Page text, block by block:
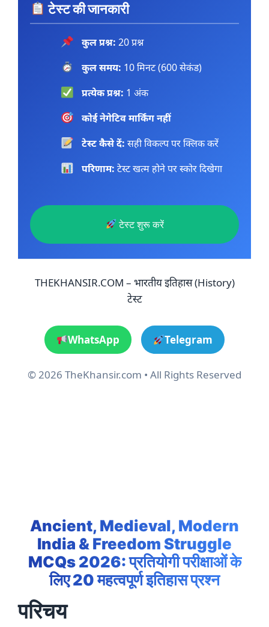
टेस्ट की जानकारी
कुल प्रश्न: 20 प्रश्न
कुल समय: 10 मिनट (600 सेकंड)
प्रत्येक प्रश्न: 1 अंक
कोई नेगेटिव मार्किंग नहीं
टेस्ट कैसे दें: सही विकल्प पर क्लिक करें
परिणाम: टेस्ट खत्म होने पर स्कोर दिखेगा
टेस्ट शुरू करें
THEKHANSIR.COM – भारतीय इतिहास (History)
टेस्ट
WhatsApp Telegram
© 2026 TheKhansir.com • All Rights Reserved
Ancient, Medieval, Modern
India & Freedom Struggle
MCQs 2026: प्रतियोगी परीक्षाओं के
लिए 20 महत्वपूर्ण इतिहास प्रश्न
परिचय